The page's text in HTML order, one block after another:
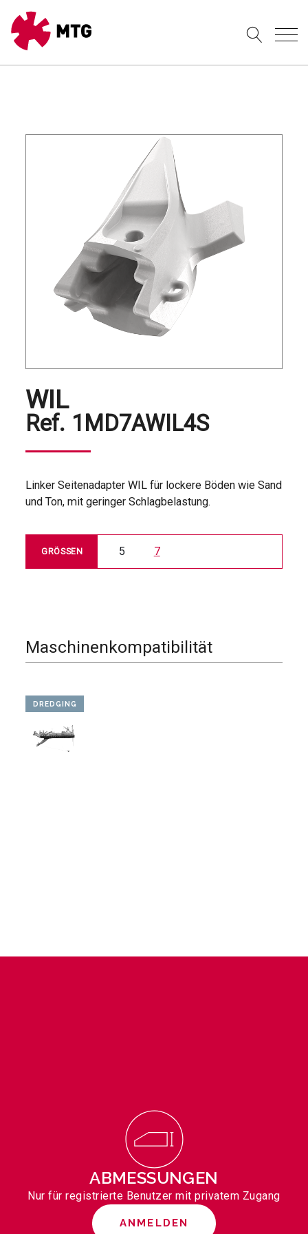
WIL
Ref. 1MD7AWIL4S
Linker Seitenadapter WIL für lockere Böden wie Sand
und Ton, mit geringer Schlagbelastung.
GRÖSSEN 5 7
Maschinenkompatibilität
DREDGING
ABMESSUNGEN
Nur für registrierte Benutzer mit privatem Zugang
ANMELDEN